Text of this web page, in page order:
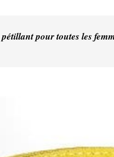
pour toutes les